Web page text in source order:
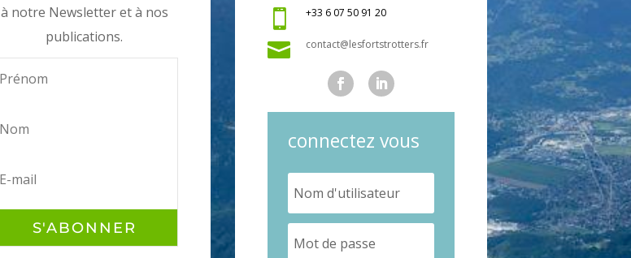
à notre Newsletter et à nos
publications.
S'ABONNER
 +33 6 07 50 91 20
 contact@lesfortstrotters.fr
connectez vous